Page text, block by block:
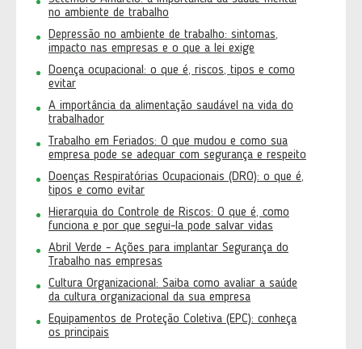
no ambiente de trabalho
Depressão no ambiente de trabalho: sintomas,
impacto nas empresas e o que a lei exige
Doença ocupacional: o que é, riscos, tipos e como
evitar
A importância da alimentação saudável na vida do
trabalhador
Trabalho em Feriados: O que mudou e como sua
empresa pode se adequar com segurança e respeito
Doenças Respiratórias Ocupacionais (DRO): o que é,
tipos e como evitar
Hierarquia do Controle de Riscos: O que é, como
funciona e por que segui-la pode salvar vidas
Abril Verde - Ações para implantar Segurança do
Trabalho nas empresas
Cultura Organizacional: Saiba como avaliar a saúde
da cultura organizacional da sua empresa
Equipamentos de Proteção Coletiva (EPC): conheça
os principais